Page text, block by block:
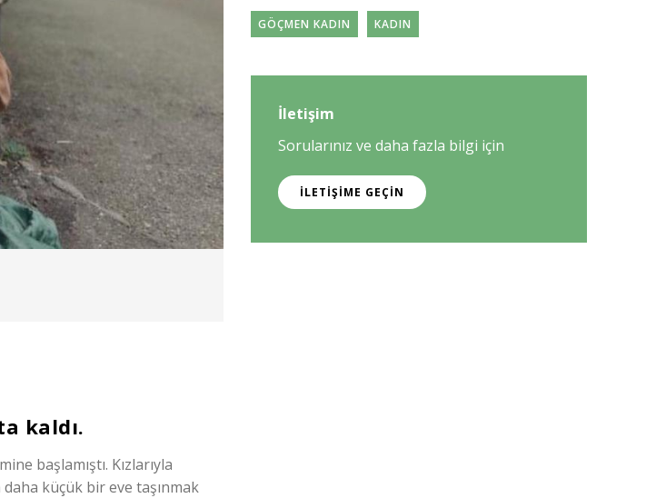
kaldı.
başlamıştı. Kızlarıyla
daha küçük bir eve taşınmak
GÖÇMEN KADIN KADIN
İletişim
Sorularınız ve daha fazla bilgi için
İLETIŞIME GEÇIN